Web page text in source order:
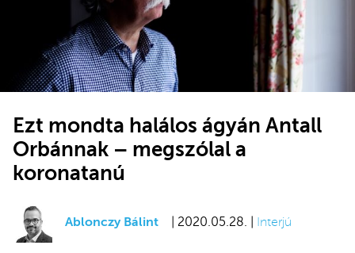
Ezt mondta halálos ágyán Antall
Orbánnak – megszólal a
koronatanú
Ablonczy Bálint | 2020.05.28. | Interjú